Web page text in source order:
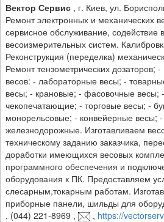
Вектор Сервис, г. Киев, ул.
Ремонт электронных и механических
сервисное обслуживание, содействие
весоизмерительных систем.
Реконструкция (переделка)
Ремонт тензометрических дозаторов;
весов: - лабораторные весы; -
весы; - крановые; - фасовочные весы;
чекопечатающие; - торговые весы; -
монорельсовые; - конвейерные весы;
железнодорожные. Изготавливаем
техническому заданию заказчика,
доработки имеющихся весовых
программного обеспечения и
оборудования к ПК. Предоставляем
слесарным,токарным работам.
приборные панели, шильды для
, (044) 221-8969 , , https://